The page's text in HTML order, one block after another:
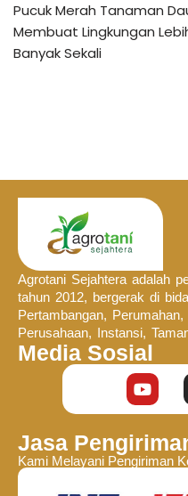
Pucuk Merah Tanaman
Membuat Lingkungan
Banyak Sekali
Agrotani Sejahtera adalah
tahun 2012, bergerak di
Pertambangan,
Perusahaan, Instansi,
Media Sosial
Jasa
Kami Melayani Pengiriman